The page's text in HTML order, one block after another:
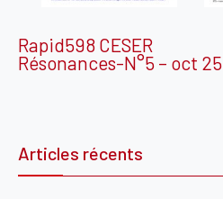
Rapid598 CESER
Résonances-N°5 – oct 25
Articles récents